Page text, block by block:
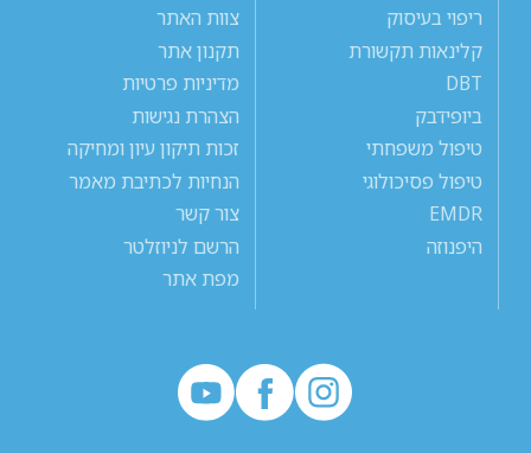
ריפוי בעיסוק
קלינאות תקשורת
DBT
ביופידבק
טיפול משפחתי
טיפול פסיכולוגי
EMDR
היפנוזה
צוות האתר
תקנון אתר
מדיניות פרטיות
הצהרת נגישות
זכות תיקון עיון ומחיקה
הנחיות לכתיבת מאמר
צור קשר
הרשם לניוזלטר
מפת אתר